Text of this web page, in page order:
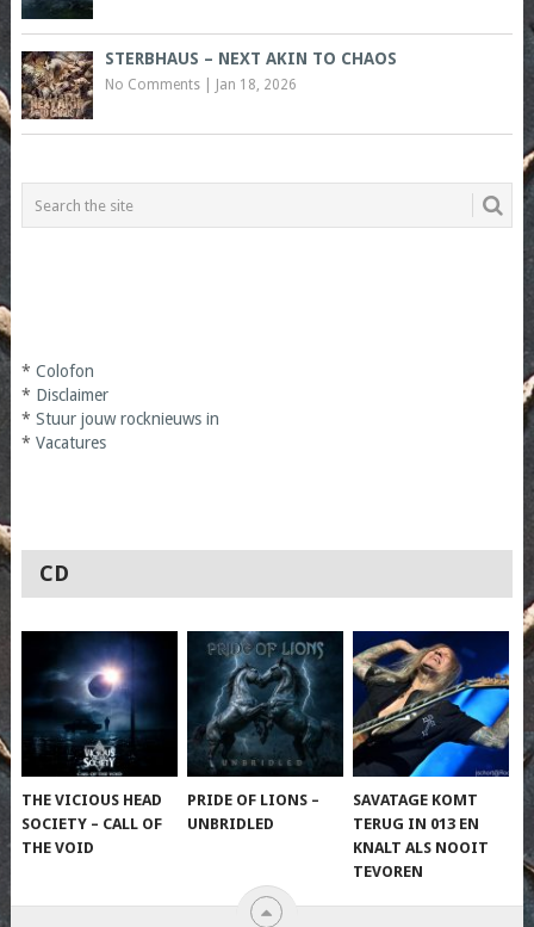
STERBHAUS – NEXT AKIN TO CHAOS
No Comments| Jan 18, 2026
* Colofon
* Disclaimer
* Stuur jouw rocknieuws in
* Vacatures
CD
THE VICIOUS HEAD
SOCIETY – CALL OF
THE VOID
PRIDE OF LIONS –
UNBRIDLED
SAVATAGE KOMT
TERUG IN 013 EN
KNALT ALS NOOIT
TEVOREN